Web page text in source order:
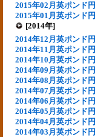
2015年02月英ポンド円
2015年01月英ポンド円
[2014年]
2014年12月英ポンド円
2014年11月英ポンド円
2014年10月英ポンド円
2014年09月英ポンド円
2014年08月英ポンド円
2014年07月英ポンド円
2014年06月英ポンド円
2014年05月英ポンド円
2014年04月英ポンド円
2014年03月英ポンド円